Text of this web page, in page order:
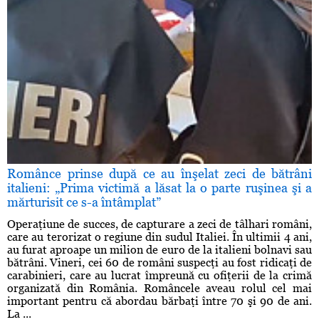
Românce prinse după ce au înşelat zeci de bătrâni
italieni: „Prima victimă a lăsat la o parte ruşinea şi a
mărturisit ce s-a întâmplat”
Operaţiune de succes, de capturare a zeci de tâlhari români,
care au terorizat o regiune din sudul Italiei. În ultimii 4 ani,
au furat aproape un milion de euro de la italieni bolnavi sau
bătrâni. Vineri, cei 60 de români suspecţi au fost ridicaţi de
carabinieri, care au lucrat împreună cu ofiţerii de la crimă
organizată din România. Româncele aveau rolul cel mai
important pentru că abordau bărbaţi între 70 şi 90 de ani.
La ...